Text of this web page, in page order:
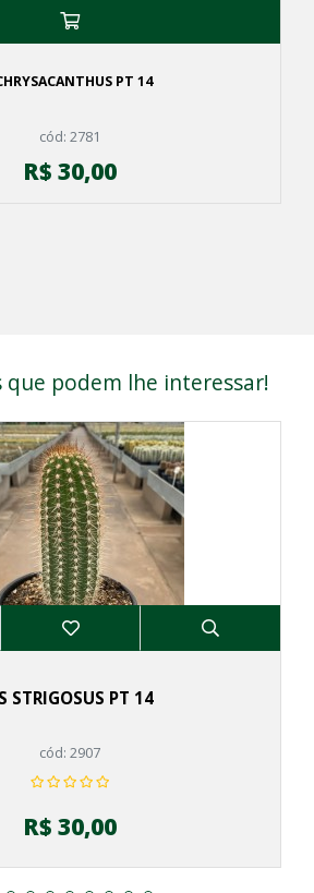
PT 14
cód: 2781
R$ 30,00
podem lhe interessar!
STRIGOSUS PT 14
cód: 2907
R$ 30,00